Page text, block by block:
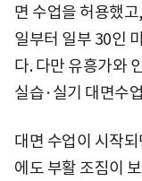
면 수업을 허용했
일부터 일부 30인
다. 다만 유흥가와
실습·실기 대면수
대면 수업이 시작
에도 부활 조짐이